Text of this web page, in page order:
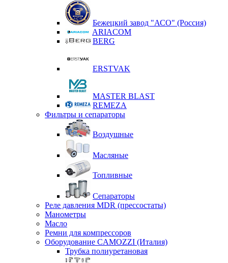
Бежецкий завод "АСО" (Россия)
ARIACOM
BERG
ERSTVAK
MASTER BLAST
REMEZA
Фильтры и сепараторы
Воздушные
Масляные
Топливные
Сепараторы
Реле давления MDR (прессостаты)
Манометры
Масло
Ремни для компрессоров
Оборудование CAMOZZI (Италия)
Трубка полиуретановая